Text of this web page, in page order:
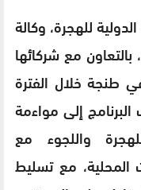
للهجرة، وكالة
مع شركائها
طنجة خلال الفترة
2025. يهدف البرنامج إلى مواءمة
واللجوء مع
مع تسليط